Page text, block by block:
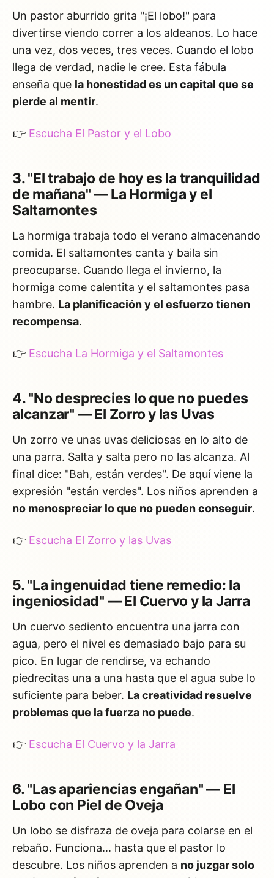
Un pastor aburrido grita "¡El lobo!" para
divertirse viendo correr a los aldeanos. Lo hace
una vez, dos veces, tres veces. Cuando el lobo
llega de verdad, nadie le cree. Esta fábula
enseña que la honestidad es un capital que se
pierde al mentir.
👉 Escucha El Pastor y el Lobo
3. "El trabajo de hoy es la tranquilidad
de mañana" — La Hormiga y el
Saltamontes
La hormiga trabaja todo el verano almacenando
comida. El saltamontes canta y baila sin
preocuparse. Cuando llega el invierno, la
hormiga come calentita y el saltamontes pasa
hambre. La planificación y el esfuerzo tienen
recompensa.
👉 Escucha La Hormiga y el Saltamontes
4. "No desprecies lo que no puedes
alcanzar" — El Zorro y las Uvas
Un zorro ve unas uvas deliciosas en lo alto de
una parra. Salta y salta pero no las alcanza. Al
final dice: "Bah, están verdes". De aquí viene la
expresión "están verdes". Los niños aprenden a
no menospreciar lo que no pueden conseguir.
👉 Escucha El Zorro y las Uvas
5. "La ingenuidad tiene remedio: la
ingeniosidad" — El Cuervo y la Jarra
Un cuervo sediento encuentra una jarra con
agua, pero el nivel es demasiado bajo para su
pico. En lugar de rendirse, va echando
piedrecitas una a una hasta que el agua sube lo
suficiente para beber. La creatividad resuelve
problemas que la fuerza no puede.
👉 Escucha El Cuervo y la Jarra
6. "Las apariencias engañan" — El
Lobo con Piel de Oveja
Un lobo se disfraza de oveja para colarse en el
rebaño. Funciona... hasta que el pastor lo
descubre. Los niños aprenden a no juzgar solo